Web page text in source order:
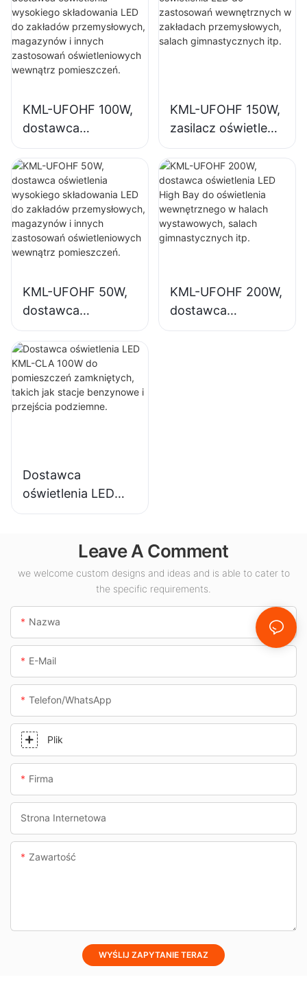
KML-UFOHF 100W,
dostawca
oświetlenia
wysokiego
składowania LED
do zakładów
przemysłowych,
magazynów i
innych zastosowań
wewnątrz
pomieszczeń.
KML-UFOHF 150W,
zasilacz oświetlenia
LED do
zastosowań
wewnętrznych w
zakładach
przemysłowych,
salach
KML-UFOHF 50W,
dostawca
oświetlenia
wysokiego
składowania LED
do zakładów
przemysłowych,
wewnątrz
pomieszczeń.
KML-UFOHF 200W,
dostawca
oświetlenia LED
Dostawca
oświetlenia LED
KML-CLA 100W do
zamkniętych,
takich jak stacje
benzynowe i
przejścia
podziemne.
Leave A Comment
we welcome custom designs and ideas and is able to cater to
the specific requirements.
Nazwa
E-Mail
Telefon/WhatsApp
Plik
Firma
Strona Internetowa
Zawartość
WYŚLIJ ZAPYTANIE TERAZ